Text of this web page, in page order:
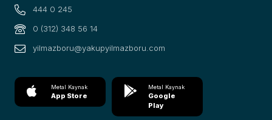
444 0 245
0 (312) 348 56 14
yilmazboru@yakupyilmazboru.com
Metal Kaynak
App Store
Metal Kaynak
Google
Play